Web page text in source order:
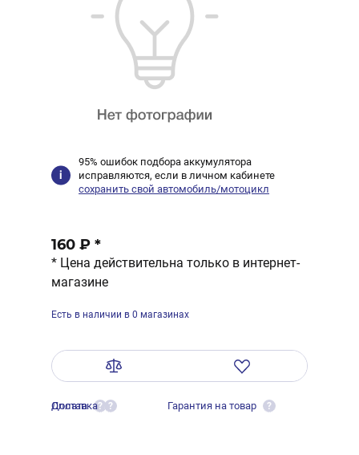
95% ошибок подбора аккумулятора
исправляются, если в личном кабинете
сохранить свой автомобиль/мотоцикл
160 ₽ *
* Цена действительна только в интернет-
магазине
Есть в наличии в 0 магазинах
Оплата ?
Доставка ? Гарантия на товар ?